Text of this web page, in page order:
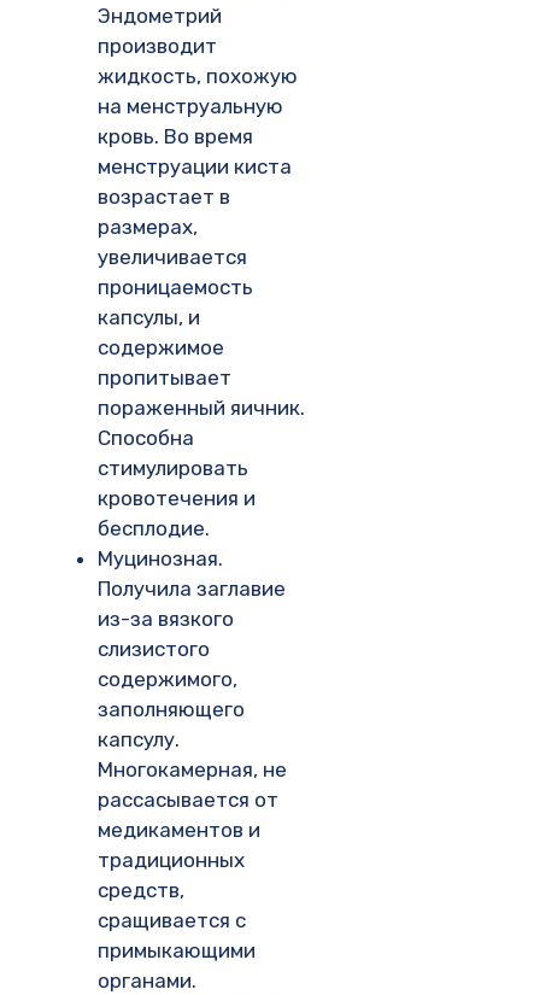
Эндометрий
производит
жидкость, похожую
на менструальную
кровь. Во время
менструации киста
возрастает в
размерах,
увеличивается
проницаемость
капсулы, и
содержимое
пропитывает
пораженный яичник.
Способна
стимулировать
кровотечения и
бесплодие.
Муцинозная.
Получила заглавие
из-за вязкого
слизистого
содержимого,
заполняющего
капсулу.
Многокамерная, не
рассасывается от
медикаментов и
традиционных
средств,
сращивается с
примыкающими
органами.